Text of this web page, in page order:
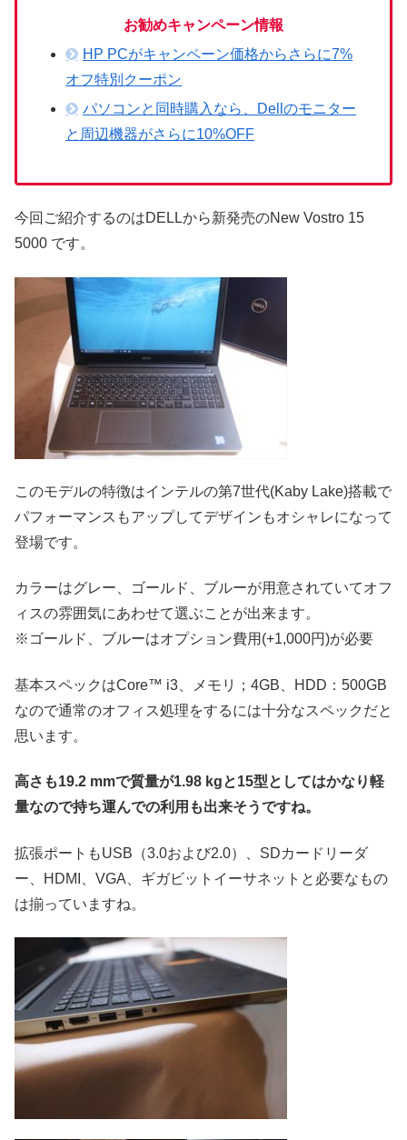
お勧めキャンペーン情報
HP PCがキャンペーン価格からさらに7%
オフ特別クーポン
パソコンと同時購入なら、Dellのモニター
と周辺機器がさらに10%OFF
今回ご紹介するのはDELLから新発売のNew Vostro 15
5000 です。
このモデルの特徴はインテルの第7世代(Kaby Lake)搭載で
パフォーマンスもアップしてデザインもオシャレになって
登場です。
カラーはグレー、ゴールド、ブルーが用意されていてオフ
ィスの雰囲気にあわせて選ぶことが出来ます。
※ゴールド、ブルーはオプション費用(+1,000円)が必要
基本スペックはCore™ i3、メモリ；4GB、HDD：500GB
なので通常のオフィス処理をするには十分なスペックだと
思います。
高さも19.2 mmで質量が1.98 kgと15型としてはかなり軽
量なので持ち運んでの利用も出来そうですね。
拡張ポートもUSB（3.0および2.0）、SDカードリーダ
ー、HDMI、VGA、ギガビットイーサネットと必要なもの
は揃っていますね。